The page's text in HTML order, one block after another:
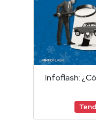
Infoflash: